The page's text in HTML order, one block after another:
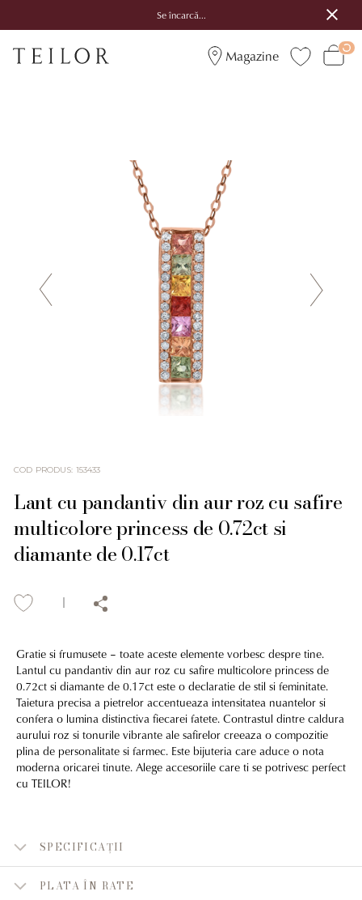
Se încarcă...
Magazine
COD PRODUS: 153433
Lant cu pandantiv din aur roz cu safire
multicolore princess de 0.72ct si
diamante de 0.17ct
Gratie si frumusete – toate aceste elemente vorbesc despre tine.
Lantul cu pandantiv din aur roz cu safire multicolore princess de
0.72ct si diamante de 0.17ct este o declaratie de stil si feminitate.
Taietura precisa a pietrelor accentueaza intensitatea nuantelor si
confera o lumina distinctiva fiecarei fatete. Contrastul dintre caldura
aurului roz si tonurile vibrante ale safirelor creeaza o compozitie
plina de personalitate si farmec. Este bijuteria care aduce o nota
moderna oricarei tinute. Alege accesoriile care ti se potrivesc perfect
cu TEILOR!
SPECIFICAȚII
PLATA ÎN RATE